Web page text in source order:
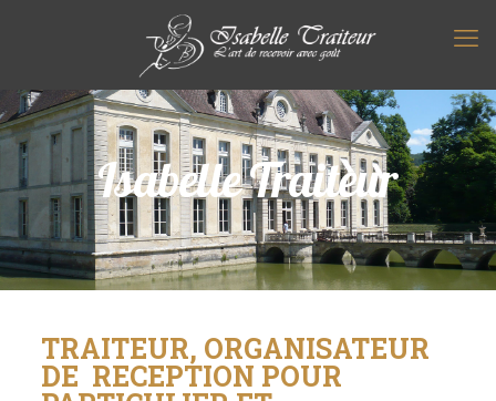
Isabelle Traiteur
TRAITEUR, ORGANISATEUR
DE RECEPTION POUR